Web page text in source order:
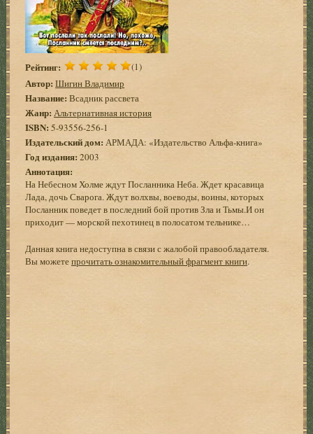
Рейтинг: (1)
Автор: Шигин Владимир
Название: Всадник рассвета
Жанр: Альтернативная история
ISBN: 5-93556-256-1
Издательский дом: АРМАДА: «Издательство Альфа-книга»
Год издания: 2003
Аннотация:
На Небесном Холме ждут Посланника Неба. Ждет красавица
Лада, дочь Сварога. Ждут волхвы, воеводы, воины, которых
Посланник поведет в последний бой против Зла и Тьмы.И он
приходит — морской пехотинец в полосатом тельнике…
Данная книга недоступна в связи с жалобой правообладателя.
Вы можетепрочитать ознакомительный фрагмент книги.